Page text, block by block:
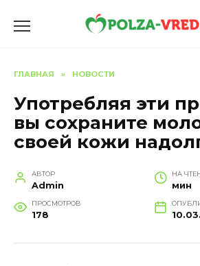
ГЛАВНАЯ » НОВОСТИ
Употребляя эти
вы сохраните
своей кожи
АВТОР
Admin
НА
мин
ПРОСМОТРОВ
178